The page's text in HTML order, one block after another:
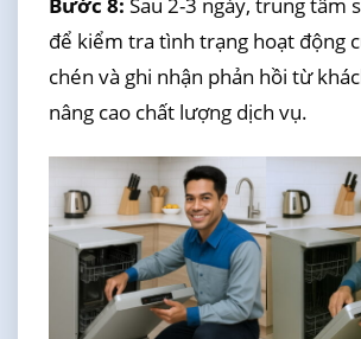
để kiểm tra tình trạng hoạt động
chén và ghi nhận phản hồi từ
nâng cao chất lượng dịch vụ.